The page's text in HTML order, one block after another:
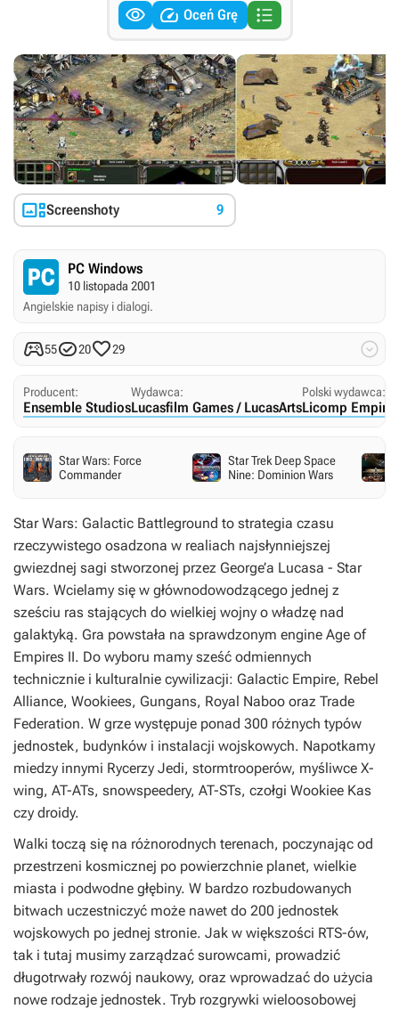
  Oceń Grę 
Screenshoty 9
PC Windows
10 listopada 2001
Angielskie napisy i dialogi.
552029 
Producent:
Ensemble Studios
Wydawca:
Lucasfilm Games / LucasArts
Polski wydawca:
Licomp
Star Wars: Force
Commander
Star Trek Deep Space
Nine: Dominion Wars
Star Wars: Galactic Battleground to strategia czasu
rzeczywistego osadzona w realiach najsłynniejszej
gwiezdnej sagi stworzonej przez George’a Lucasa - Star
Wars. Wcielamy się w głównodowodzącego jednej z
sześciu ras stających do wielkiej wojny o władzę nad
galaktyką. Gra powstała na sprawdzonym engine Age of
Empires II. Do wyboru mamy sześć odmiennych
technicznie i kulturalnie cywilizacji: Galactic Empire, Rebel
Alliance, Wookiees, Gungans, Royal Naboo oraz Trade
Federation. W grze występuje ponad 300 różnych typów
jednostek, budynków i instalacji wojskowych. Napotkamy
miedzy innymi Rycerzy Jedi, stormtrooperów, myśliwce X-
wing, AT-ATs, snowspeedery, AT-STs, czołgi Wookiee Kas
czy droidy.
Walki toczą się na różnorodnych terenach, poczynając od
przestrzeni kosmicznej po powierzchnie planet, wielkie
miasta i podwodne głębiny. W bardzo rozbudowanych
bitwach uczestniczyć może nawet do 200 jednostek
wojskowych po jednej stronie. Jak w większości RTS-ów,
tak i tutaj musimy zarządzać surowcami, prowadzić
długotrwały rozwój naukowy, oraz wprowadzać do użycia
nowe rodzaje jednostek. Tryb rozgrywki wieloosobowej